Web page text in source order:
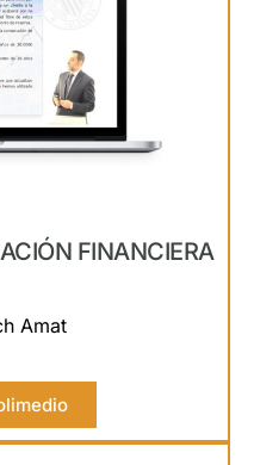
FINANCIERA
Amat